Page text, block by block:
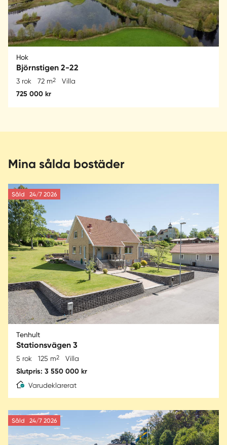
Hok
Björnstigen 2-22
3 rok 72 m2 Villa
725 000 kr
Mina sålda bostäder
Såld 24/7 2026
Tenhult
Stationsvägen 3
5 rok 125 m2 Villa
Slutpris: 3 550 000 kr
Varudeklarerat
Såld 24/7 2026